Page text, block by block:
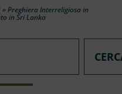
» Preghiera Interreligiosa in
in Sri Lanka